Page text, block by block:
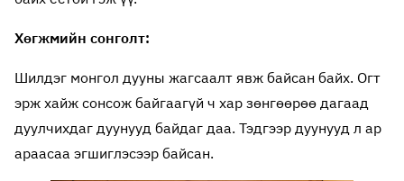
Хөгжмийн сонголт:
Шилдэг монгол дууны жагсаалт явж байсан байх. Огт
эрж хайж сонсож байгаагүй ч хар зөнгөөрөө дагаад
дуулчихдаг дуунууд байдаг даа. Тэдгээр дуунууд л ар
араасаа эгшиглэсээр байсан.